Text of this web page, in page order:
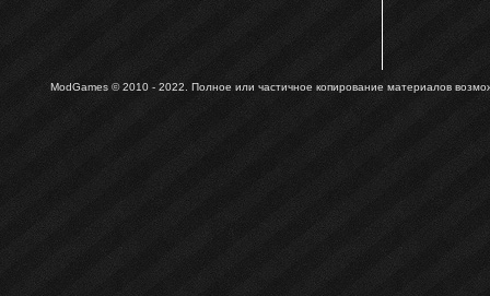
ModGames © 2010 - 2022. Полное или частичное копирование материалов